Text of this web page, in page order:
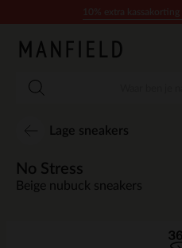
Lage sneakers
No Stress
Beige nubuck sneakers